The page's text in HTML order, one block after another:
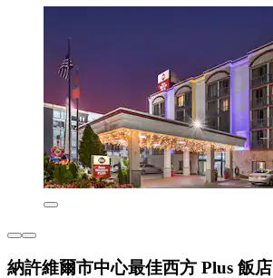
納許維爾市中心最佳西方 Plus 飯店